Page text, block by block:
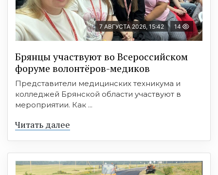
7 АВГУСТА 2026, 15:42 14
Брянцы участвуют во Всероссийском
форуме волонтёров-медиков
Представители медицинских техникума и
колледжей Брянской области участвуют в
мероприятии. Как ...
Читать далее